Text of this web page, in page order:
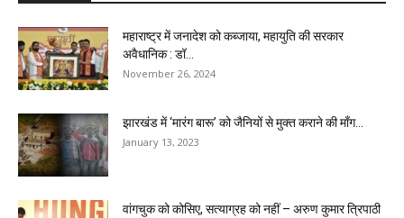
महाराष्ट्र में जनादेश को कब्जाया, महायुति की सरकार
अवैधानिक : डॉ...
November 26, 2024
झारखंड में ‘मारंग बारू’ को जैनियों से मुक्त कराने की माँग...
January 13, 2023
वांगचुक को कोसिए, सत्याग्रह को नहीं – अरुण कुमार त्रिपाठी